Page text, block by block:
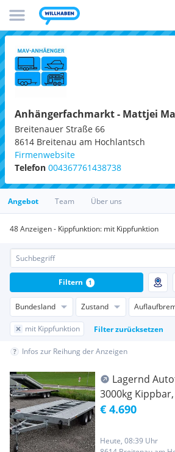
Anhängerfachmarkt - Mattjei
Breitenauer Straße 66
8614 Breitenau am Hochlantsch
Firmenwebsite
Telefon 004367761438738
Angebot Team Über uns
48 Anzeigen - Kippfunktion: mit Kippfunktion
Bundesland Zustand
mit Kippfunktion Filter zurücksetzen
Filtern 1
Infos zur Reihung der Anzeigen
Lagernd
3000kg
2365kg, 4x2m,
Finanzierung
€ 4.690
Heute, 08:39 Uhr